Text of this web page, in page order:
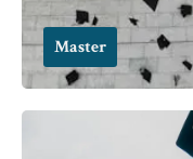
Master